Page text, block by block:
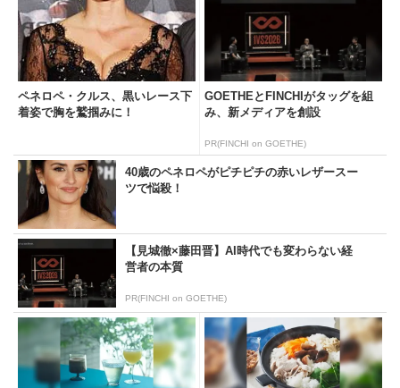
ペネロペ・クルス、黒いレース下
着姿で胸を鷲掴みに！
GOETHEとFINCHIがタッグを組
み、新メディアを創設
PR(FINCHI on GOETHE)
40歳のペネロペがピチピチの赤いレザースー
ツで悩殺！
【見城徹×藤田晋】AI時代でも変わらない経
営者の本質
PR(FINCHI on GOETHE)